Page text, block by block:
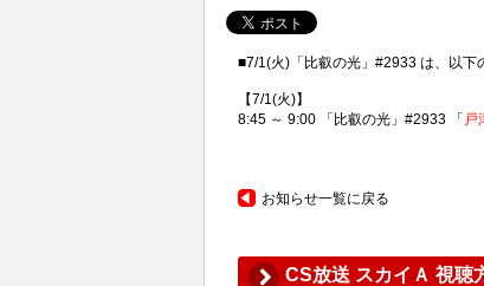
■7/1(火)「比叡の光」#2933 は、以下
【7/1(火)】
8:45 ～ 9:00 「比叡の光」#2933 「 戸
お知らせ一覧に戻る
CS放送 スカイＡ 視聴